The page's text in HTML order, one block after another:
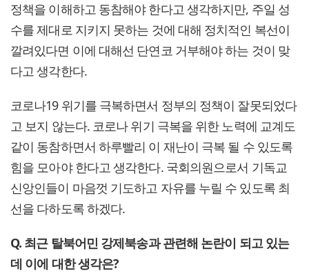
정책을 이해하고 동참해야 한다고 생각하지만, 주일 성
수를 제대로 지키지 못하는 것에 대해 정치적인 복선이
깔려있다면 이에 대해선 단연코 거부해야 하는 것이 맞
다고 생각한다.
코로나19 위기를 극복하면서 정부의 정책이 잘못되었다
고 보지 않는다. 코로나 위기 극복을 위한 노력에 교계도
같이 동참하면서 하루빨리 이 재난이 극복 될 수 있도록
힘을 모아야 한다고 생각한다. 국회의원으로서 기독교
신앙인들이 마음껏 기도하고 자유를 누릴 수 있도록 최
선을 다하도록 하겠다.
Q. 최근 탈북어민 강제북송과 관련해 논란이 되고 있는
데 이에 대한 생각은?